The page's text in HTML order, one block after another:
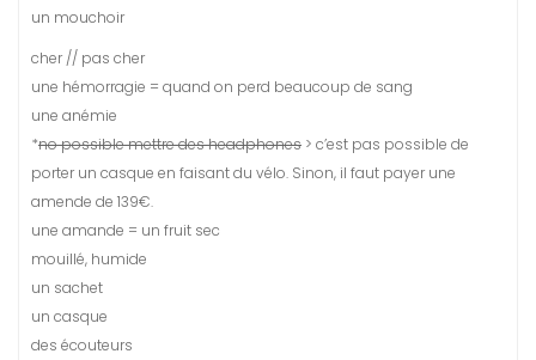
un mouchoir
cher // pas cher
une hémorragie = quand on perd beaucoup de sang
une anémie
*no possible mettre des headphones > c’est pas possible de
porter un casque en faisant du vélo. Sinon, il faut payer une
amende de 139€.
une amande = un fruit sec
mouillé, humide
un sachet
un casque
des écouteurs